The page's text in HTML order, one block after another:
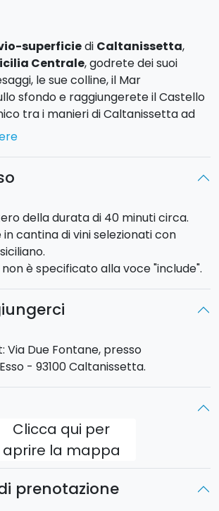
superficiedi Caltanissetta,
Centrale, godrete dei suoi
le sue colline, il Mar
sfondo e raggiungerete il Castello
tra i manieri di Caltanissetta ad
base, compreso nel prezzo, è
unadegustazioneche
al vino, degli assaggi di prodotti
alla base in elicottero.
a bordo.
minuti.
della durata di 40 minuti circa.
in cantina di vini selezionati con
è specificato alla voce "include".
Via Due Fontane, presso
- 93100 Caltanissetta.
Clicca qui per
aprire la mappa
prenotazione